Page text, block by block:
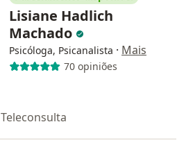
Lisiane Hadlich
Machado
Psicóloga, Psicanalista · Mais
70 opiniões
Teleconsulta